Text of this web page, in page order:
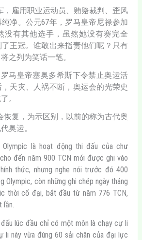
，雇用职业运动员、贿赂裁判、歪风
净。公元67年，罗马皇帝尼禄参加
没有其他选手，虽然她没有赛完全
王冠。谁敢出来指责他们呢？只有
之列为笑话一笔。
马皇帝塞奥多希斯下令禁止奥运活
天灾、人祸不断，奥运会的光荣史
。
恢复，为示区别，以前的称为古代奥
奥运。
Olympic là hoạt động thi đấu của chư
đến năm 900 TCN mới được ghi vào
thức, nhưng nghe nói trước đó 400
Olympic, còn những ghi chép ngày tháng
thời cổ đại, bắt đầu từ năm 776 TCN,
lần.
lúc đầu chỉ có một môn là chạy cự li
li này vừa đúng 60 sải chân của đại lực